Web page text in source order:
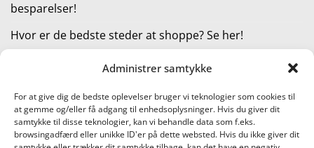
Administrer samtykke
For at give dig de bedste oplevelser bruger vi teknologier som cookies til
at gemme og/eller få adgang til enhedsoplysninger. Hvis du giver dit
samtykke til disse teknologier, kan vi behandle data som f.eks.
browsingadfærd eller unikke ID'er på dette websted. Hvis du ikke giver dit
besparelser!
Hvor er de bedste steder at shoppe? Se her!
Kategorier